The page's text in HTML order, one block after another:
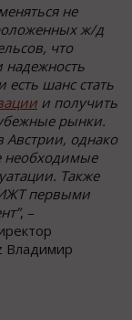
не
ж/д
что
надежность
есть шанс стать
и получить
рынки.
Австрии, однако
необходимые
Также
первыми
, –
Владимир